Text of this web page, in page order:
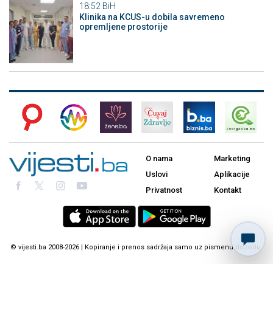
18:52 BiH
Klinika na KCUS-u dobila savremeno
opremljene prostorije
O nama
Uslovi
Privatnost
Marketing
Aplikacije
Kontakt
© vijesti.ba 2008-2026 | Kopiranje i prenos sadržaja samo uz pismenu dozvolu.